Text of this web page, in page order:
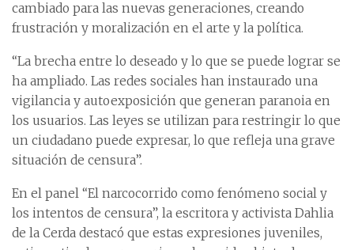
cambiado para las nuevas generaciones, creando
frustración y moralización en el arte y la política.
“La brecha entre lo deseado y lo que se puede lograr se
ha ampliado. Las redes sociales han instaurado una
vigilancia y autoexposición que generan paranoia en
los usuarios. Las leyes se utilizan para restringir lo que
un ciudadano puede expresar, lo que refleja una grave
situación de censura”.
En el panel “El narcocorrido como fenómeno social y
los intentos de censura”, la escritora y activista Dahlia
de la Cerda destacó que estas expresiones juveniles,